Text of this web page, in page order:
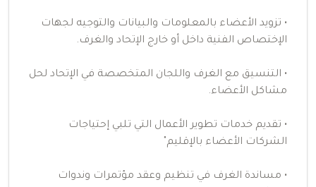
• تزويد الأعضاء بالمعلومات والبيانات والتوجيه لجهات
الإختصاص الفنية داخل أو خارج الإتحاد والغرف.
• التنسيق مع الغرف واللجان المتخصصة في الإتحاد لحل
مشاكل الأعضاء.
• تقديم خدمات تطوير الأعمال التي تلبي إحتياجات
الشركات الأعضاء بالإقليم"
• مساندة الغرف في تنظيم وعقد مؤتمرات وندوات